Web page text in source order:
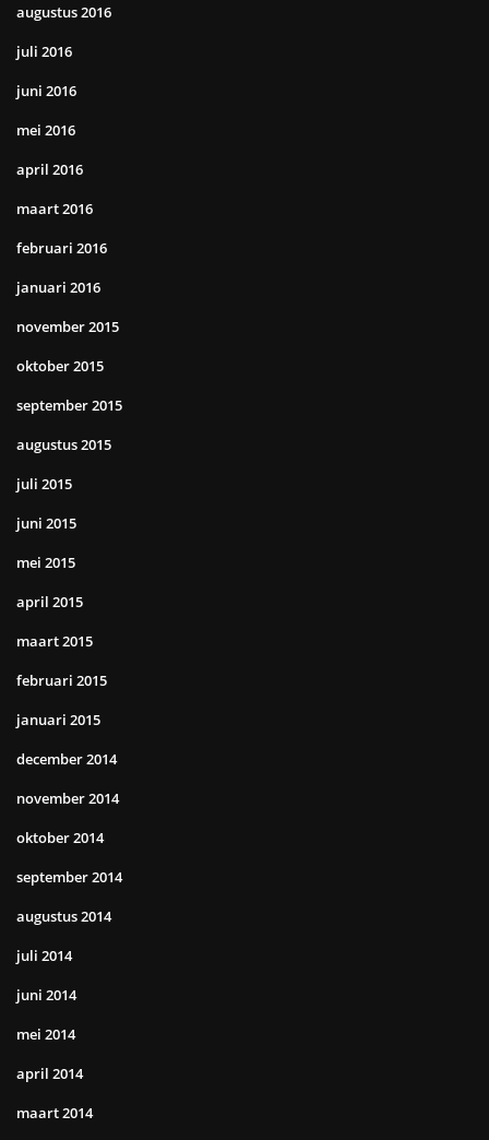
augustus 2016
juli 2016
juni 2016
mei 2016
april 2016
maart 2016
februari 2016
januari 2016
november 2015
oktober 2015
september 2015
augustus 2015
juli 2015
juni 2015
mei 2015
april 2015
maart 2015
februari 2015
januari 2015
december 2014
november 2014
oktober 2014
september 2014
augustus 2014
juli 2014
juni 2014
mei 2014
april 2014
maart 2014